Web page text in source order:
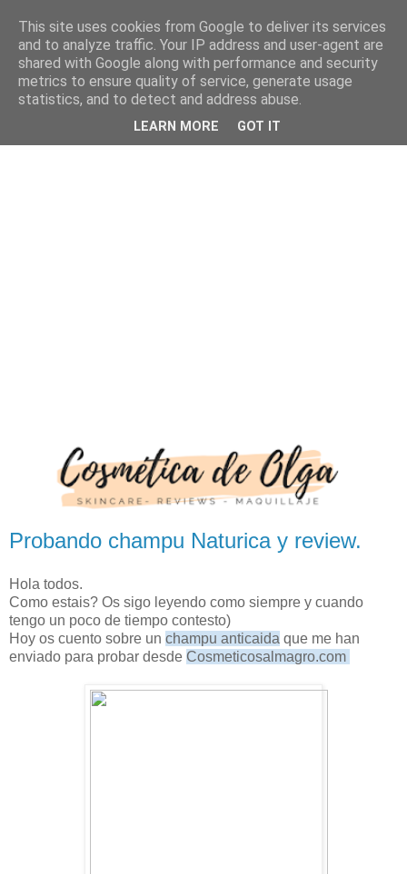
Probando champu Naturica y review.
Hola todos.
Como estais? Os sigo leyendo como siempre y cuando
tengo un poco de tiempo contesto)
Hoy os cuento sobre un champu anticaida que me han
enviado para probar desde Cosmeticosalmagro.com
This site uses cookies from Google to deliver its services
and to analyze traffic. Your IP address and user-agent are
shared with Google along with performance and security
metrics to ensure quality of service, generate usage
statistics, and to detect and address abuse.
LEARN MORE GOT IT